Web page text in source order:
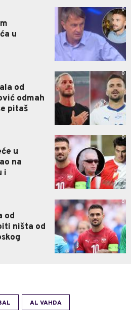
u
0
od
odmah
pitaš
0
u
na
i
0
od
ništa od
0
AL VAHDA